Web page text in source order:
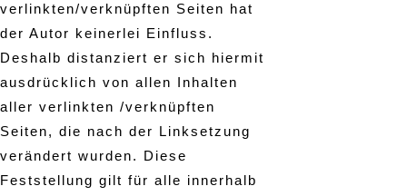
verlinkten/verknüpften Seiten hat
der Autor keinerlei Einfluss.
Deshalb distanziert er sich hiermit
ausdrücklich von allen Inhalten
aller verlinkten /verknüpften
Seiten, die nach der Linksetzung
verändert wurden. Diese
Feststellung gilt für alle innerhalb